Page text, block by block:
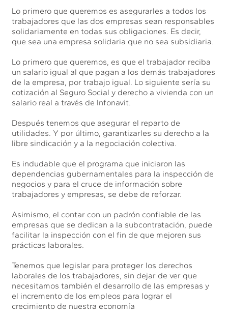
Lo primero que queremos es asegurarles a todos los
trabajadores que las dos empresas sean responsables
solidariamente en todas sus obligaciones. Es decir,
que sea una empresa solidaria que no sea subsidiaria.
Lo primero que queremos, es que el trabajador reciba
un salario igual al que pagan a los demás trabajadores
de la empresa, por trabajo igual. Lo siguiente sería su
cotización al Seguro Social y derecho a vivienda con un
salario real a través de Infonavit.
Después tenemos que asegurar el reparto de
utilidades. Y por último, garantizarles su derecho a la
libre sindicación y a la negociación colectiva.
Es indudable que el programa que iniciaron las
dependencias gubernamentales para la inspección de
negocios y para el cruce de información sobre
trabajadores y empresas, se debe de reforzar.
Asimismo, el contar con un padrón confiable de las
empresas que se dedican a la subcontratación, puede
facilitar la inspección con el fin de que mejoren sus
prácticas laborales.
Tenemos que legislar para proteger los derechos
laborales de los trabajadores, sin dejar de ver que
necesitamos también el desarrollo de las empresas y
el incremento de los empleos para lograr el
crecimiento de nuestra economía